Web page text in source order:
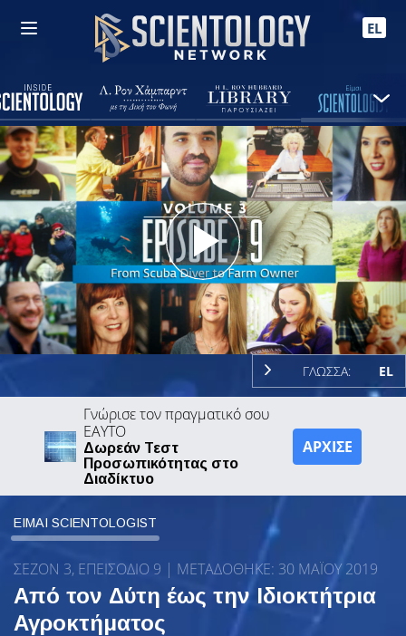
EL
Play
Video
ΓΛΩΣΣΑ: EL
Γνώρισε τον πραγματικό σου
ΕΑΥΤΟ
Δωρεάν Τεστ
Προσωπικότητας στο
Διαδίκτυο
ΑΡΧΙΣΕ
ΕΙΜΑΙ SCIENTOLOGIST
ΣΕΖΟΝ 3, ΕΠΕΙΣΟΔΙΟ 9 | ΜΕΤΑΔΌΘΗΚΕ: 30 ΜΑΪΟΥ 2019
Από τον Δύτη έως την Ιδιοκτήτρια
Αγροκτήματος